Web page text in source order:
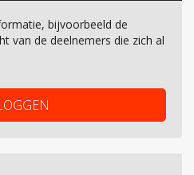
bijvoorbeeld de
van de deelnemers die zich al